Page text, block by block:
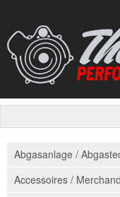
Abgasanlage /
Accessoires /